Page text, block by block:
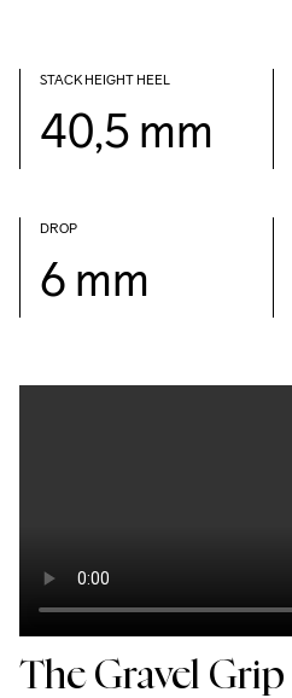
STACK HEIGHT HEEL
40,5 mm
DROP
6 mm
The Gravel Grip